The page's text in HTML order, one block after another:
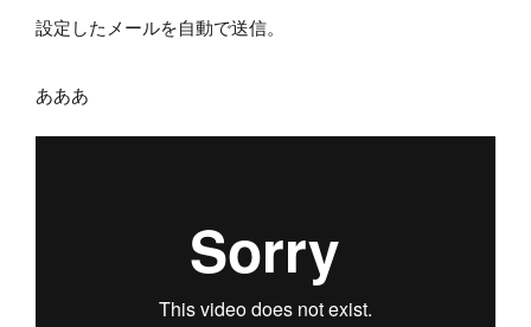
設定したメールを自動で送信。
あああ